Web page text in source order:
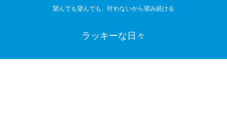
望んでも望んでも、叶わないから望み続ける
ラッキーな日々